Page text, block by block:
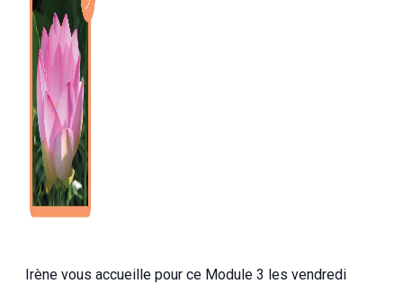
Irène vous accueille pour ce Module 3 les vendredi